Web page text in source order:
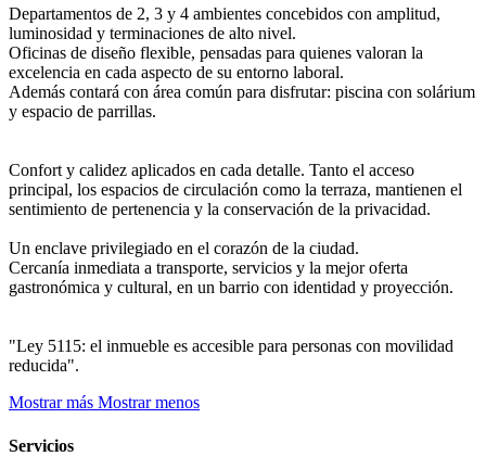
Departamentos de 2, 3 y 4 ambientes concebidos con amplitud,
luminosidad y terminaciones de alto nivel.
Oficinas de diseño flexible, pensadas para quienes valoran la
excelencia en cada aspecto de su entorno laboral.
Además contará con área común para disfrutar: piscina con solárium
y espacio de parrillas.
Confort y calidez aplicados en cada detalle. Tanto el acceso
principal, los espacios de circulación como la terraza, mantienen el
sentimiento de pertenencia y la conservación de la privacidad.
Un enclave privilegiado en el corazón de la ciudad.
Cercanía inmediata a transporte, servicios y la mejor oferta
gastronómica y cultural, en un barrio con identidad y proyección.
"Ley 5115: el inmueble es accesible para personas con movilidad
reducida".
Mostrar más Mostrar menos
Servicios